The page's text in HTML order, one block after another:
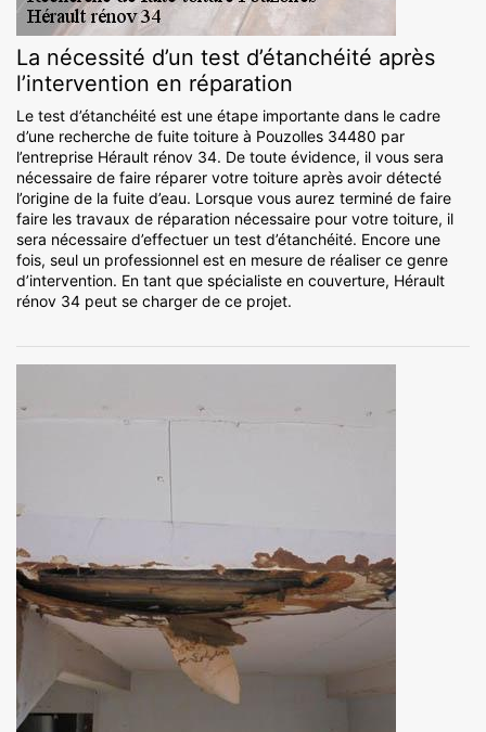
La nécessité d’un test d’étanchéité après
l’intervention en réparation
Le test d’étanchéité est une étape importante dans le cadre
d’une recherche de fuite toiture à Pouzolles 34480 par
l’entreprise Hérault rénov 34. De toute évidence, il vous sera
nécessaire de faire réparer votre toiture après avoir détecté
l’origine de la fuite d’eau. Lorsque vous aurez terminé de faire
faire les travaux de réparation nécessaire pour votre toiture, il
sera nécessaire d’effectuer un test d’étanchéité. Encore une
fois, seul un professionnel est en mesure de réaliser ce genre
d’intervention. En tant que spécialiste en couverture, Hérault
rénov 34 peut se charger de ce projet.